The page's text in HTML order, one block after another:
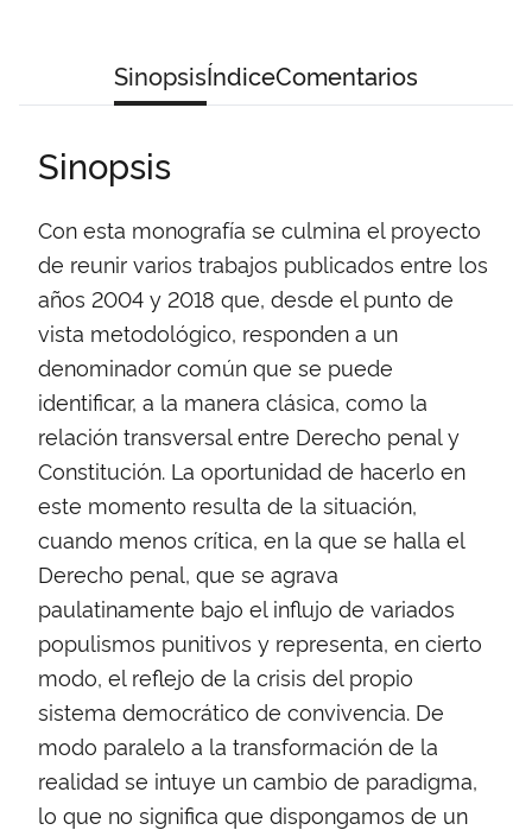
SinopsisÍndiceComentarios
Sinopsis
Con esta monografía se culmina el proyecto
de reunir varios trabajos publicados entre los
años 2004 y 2018 que, desde el punto de
vista metodológico, responden a un
denominador común que se puede
identificar, a la manera clásica, como la
relación transversal entre Derecho penal y
Constitución. La oportunidad de hacerlo en
este momento resulta de la situación,
cuando menos crítica, en la que se halla el
Derecho penal, que se agrava
paulatinamente bajo el influjo de variados
populismos punitivos y representa, en cierto
modo, el reflejo de la crisis del propio
sistema democrático de convivencia. De
modo paralelo a la transformación de la
realidad se intuye un cambio de paradigma,
lo que no significa que dispongamos de un